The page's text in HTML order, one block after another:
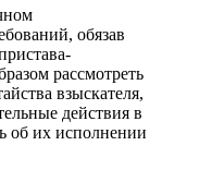
обязав
рассмотреть
взыскателя,
действия в
об их исполнении